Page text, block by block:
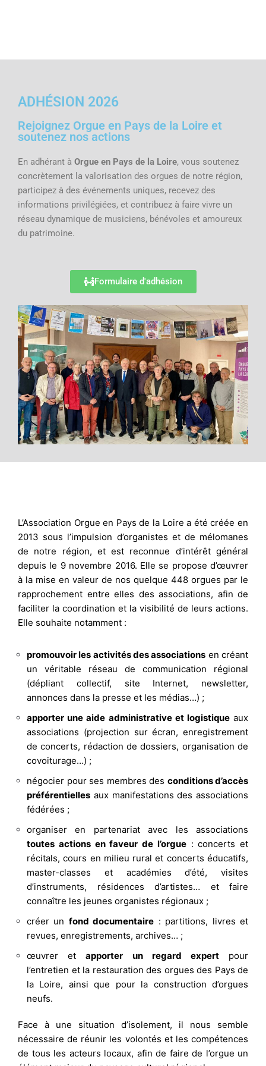
ADHÉSION 2026
Rejoignez Orgue en Pays de la Loire et
soutenez nos actions
En adhérant à Orgue en Pays de la Loire, vous soutenez
concrètement la valorisation des orgues de notre région,
participez à des événements uniques, recevez des
informations privilégiées, et contribuez à faire vivre un
réseau dynamique de musiciens, bénévoles et amoureux
du patrimoine.
Formulaire d'adhésion
L’Association Orgue en Pays de la Loire a été créée en
2013 sous l’impulsion d’organistes et de mélomanes
de notre région, et est reconnue d’intérêt général
depuis le 9 novembre 2016. Elle se propose d’œuvrer
à la mise en valeur de nos quelque 448 orgues par le
rapprochement entre elles des associations, afin de
faciliter la coordination et la visibilité de leurs actions.
Elle souhaite notamment :
promouvoir les activités des associations en créant
un véritable réseau de communication régional
(dépliant collectif, site Internet, newsletter,
annonces dans la presse et les médias…) ;
apporter une aide administrative et logistiqueaux
associations (projection sur écran, enregistrement
de concerts, rédaction de dossiers, organisation de
covoiturage…) ;
négocier pour ses membres des conditions d’accès
préférentielles aux manifestations des associations
fédérées ;
organiser en partenariat avec les associations
toutes actions en faveur de l’orgue: concerts et
récitals, cours en milieu rural et concerts éducatifs,
master-classes et académies d’été, visites
d’instruments, résidences d’artistes… et faire
connaître les jeunes organistes régionaux ;
créer un fond documentaire : partitions, livres et
revues, enregistrements, archives… ;
œuvrer etapporter un regard expertpour
l’entretien et la restauration des orgues des Pays de
la Loire, ainsi que pour la construction d’orgues
neufs.
Face à une situation d’isolement, il nous semble
nécessaire de réunir les volontés et les compétences
de tous les acteurs locaux, afin de faire de l’orgue un